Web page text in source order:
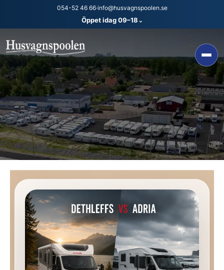
054-52 46 66·info@husvagnspoolen.se
Öppet idag 09–18 ⌄